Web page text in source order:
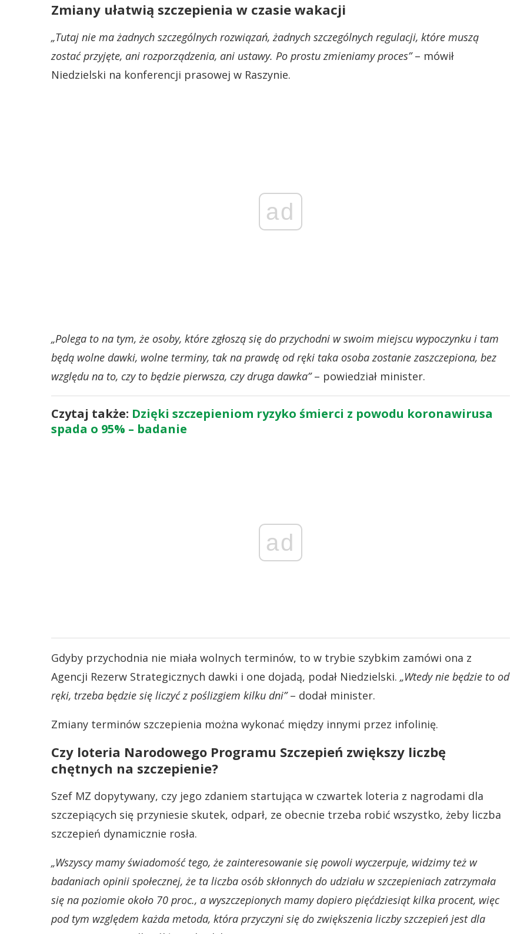
Zmiany ułatwią szczepienia w czasie wakacji
„Tutaj nie ma żadnych szczególnych rozwiązań, żadnych szczególnych regulacji, które muszą
zostać przyjęte, ani rozporządzenia, ani ustawy. Po prostu zmieniamy proces”– mówił
Niedzielski na konferencji prasowej w Raszynie.
ad
„Polega to na tym, że osoby, które zgłoszą się do przychodni w swoim miejscu wypoczynku i tam
będą wolne dawki, wolne terminy, tak na prawdę od ręki taka osoba zostanie zaszczepiona, bez
względu na to, czy to będzie pierwsza, czy druga dawka”– powiedział minister.
Czytaj także: Dzięki szczepieniom ryzyko śmierci z powodu koronawirusa
spada o 95% – badanie
ad
Gdyby przychodnia nie miała wolnych terminów, to w trybie szybkim zamówi ona z
Agencji Rezerw Strategicznych dawki i one dojadą, podał Niedzielski. „Wtedy nie będzie to od
ręki, trzeba będzie się liczyć z poślizgiem kilku dni”– dodał minister.
Zmiany terminów szczepienia można wykonać między innymi przez infolinię.
Czy loteria Narodowego Programu Szczepień zwiększy liczbę
chętnych na szczepienie?
Szef MZ dopytywany, czy jego zdaniem startująca w czwartek loteria z nagrodami dla
szczepiących się przyniesie skutek, odparł, ze obecnie trzeba robić wszystko, żeby liczba
szczepień dynamicznie rosła.
„Wszyscy mamy świadomość tego, że zainteresowanie się powoli wyczerpuje, widzimy też w
badaniach opinii społecznej, że ta liczba osób skłonnych do udziału w szczepieniach zatrzymała
się na poziomie około 70 proc., a wyszczepionych mamy dopiero pięćdziesiąt kilka procent, więc
pod tym względem każda metoda, która przyczyni się do zwiększenia liczby szczepień jest dla